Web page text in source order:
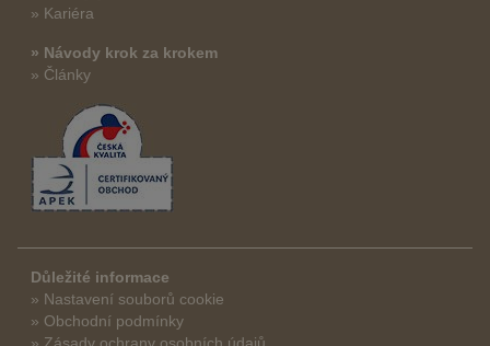
» Kariéra
» Návody krok za krokem
» Články
Důležité informace
» Nastavení souborů cookie
» Obchodní podmínky